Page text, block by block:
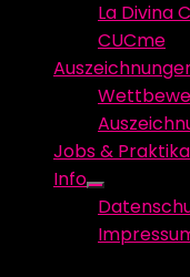
La Divina
CUCme
Jobs & Praktika
Info
Show
sub
menu